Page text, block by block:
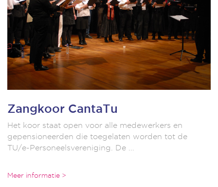
Zangkoor CantaTu
Het koor staat open voor alle medewerkers en
gepensioneerden die toegelaten worden tot de
TU/e-Personeelsvereniging. De ...
Meer informatie >